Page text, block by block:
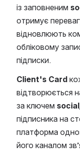
із заповненим
отримує
відновлюють
обліковому
підписки.
Client's Card
відтворюється
за ключем
підписника на
платформа
його каналом